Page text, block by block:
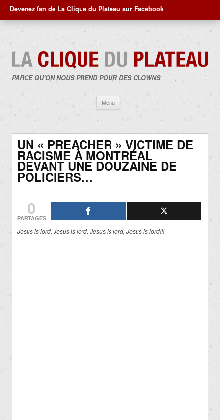
Devenez fan de La Clique du Plateau sur Facebook
PARCE QU'ON NOUS PREND POUR DES CLOWNS
Menu
contenu
UN « PREACHER » VICTIME DE
RACISME À MONTRÉAL
DEVANT UNE DOUZAINE DE
POLICIERS…
0
PARTAGES
Jesus is lord, Jesus is lord, Jesus is lord, Jesus is lord!!!